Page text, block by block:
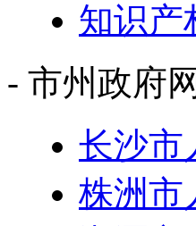
知识产
- 市州政府
长沙市
株洲市